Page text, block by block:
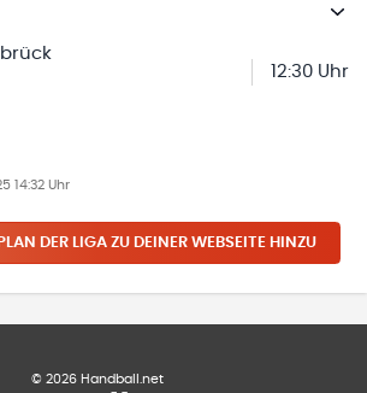
12:30 Uhr
14:32 Uhr
DER LIGA ZU DEINER WEBSEITE HINZU
© 2026 Handball.net